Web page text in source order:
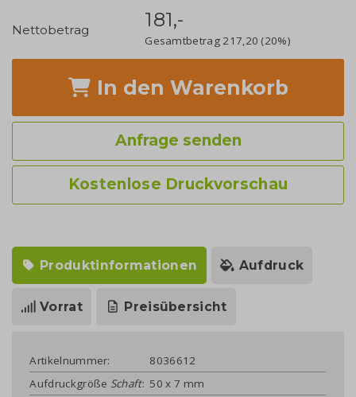
Nettobetrag 181,-
Gesamtbetrag 217,20 (20%)
In den Warenkorb
Anfrage senden
Kostenlose Druckvorschau
Produktinformationen Aufdruck
Vorrat Preisübersicht
Artikelnummer:
8036612
Aufdruckgröße Schaft: 50 x 7 mm